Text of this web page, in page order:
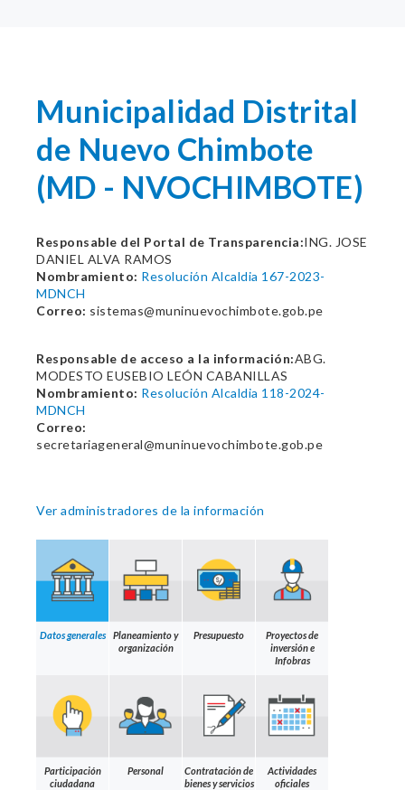
Municipalidad Distrital
de Nuevo Chimbote
(MD - NVOCHIMBOTE)
Responsable del Portal de Transparencia:ING. JOSE
DANIEL ALVA RAMOS
Nombramiento: Resolución Alcaldia 167-2023-
MDNCH
Correo: sistemas@muninuevochimbote.gob.pe
Responsable de acceso a la información:ABG.
MODESTO EUSEBIO LEÓN CABANILLAS
Nombramiento: Resolución Alcaldia 118-2024-
MDNCH
Correo:
secretariageneral@muninuevochimbote.gob.pe
Ver administradores de la información
Datos generales
Planeamiento y
organización
Presupuesto
Proyectos de
inversión e
Infobras
Participación
ciudadana
Personal
Contratación de
bienes y servicios
Actividades
oficiales